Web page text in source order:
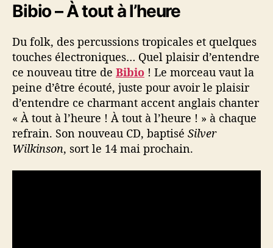
i
Bibio – À tout à l’heure
Du folk, des percussions tropicales et quelques
touches électroniques… Quel plaisir d’entendre
ce nouveau titre de Bibio ! Le morceau vaut la
peine d’être écouté, juste pour avoir le plaisir
d’entendre ce charmant accent anglais chanter
« À tout à l’heure ! À tout à l’heure ! » à chaque
refrain. Son nouveau CD, baptisé Silver
Wilkinson, sort le 14 mai prochain.